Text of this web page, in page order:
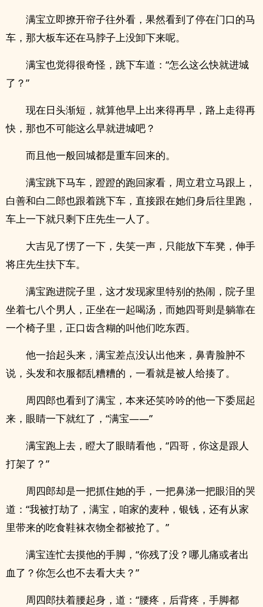
满宝立即撩开帘子往外看，果然看到了停在门口的马
车，那大板车还在马脖子上没卸下来呢。
满宝也觉得很奇怪，跳下车道：“怎么这么快就进城
了？”
现在日头渐短，就算他早上出来得再早，路上走得再
快，那也不可能这么早就进城吧？
而且他一般回城都是重车回来的。
满宝跳下马车，蹬蹬的跑回家看，周立君立马跟上，
白善和白二郎也跟着跳下车，直接跟在她们身后往里跑，
车上一下就只剩下庄先生一人了。
大吉见了愣了一下，失笑一声，只能放下车凳，伸手
将庄先生扶下车。
满宝跑进院子里，这才发现家里特别的热闹，院子里
坐着七八个男人，正坐在一起喝汤，而她四哥则是躺靠在
一个椅子里，正口齿含糊的叫他们吃东西。
他一抬起头来，满宝差点没认出他来，鼻青脸肿不
说，头发和衣服都乱糟糟的，一看就是被人给揍了。
周四郎也看到了满宝，本来还笑吟吟的他一下委屈起
来，眼睛一下就红了，“满宝——”
满宝跑上去，瞪大了眼睛看他，“四哥，你这是跟人
打架了？”
周四郎却是一把抓住她的手，一把鼻涕一把眼泪的哭
道：“我被打劫了，满宝，咱家的麦种，银钱，还有从家
里带来的吃食鞋袜衣物全都被抢了。”
满宝连忙去摸他的手脚，“你残了没？哪儿痛或者出
血了？你怎么也不去看大夫？”
周四郎扶着腰起身，道：“腰疼，后背疼，手脚都